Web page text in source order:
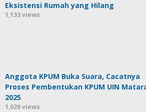
Eksistensi Rumah yang Hilang
1,133 views
Anggota KPUM Buka Suara, Cacatnya
Proses Pembentukan KPUM UIN
2025
1,026 views